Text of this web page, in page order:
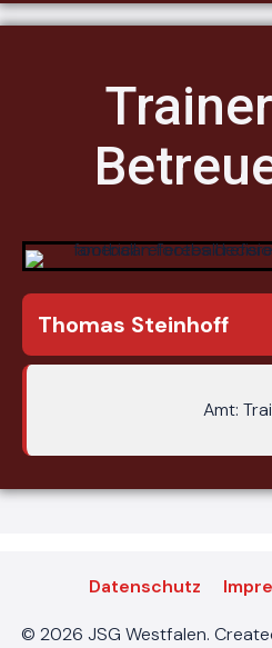
Thomas Steinhoff
Amt:
Datenschutz
© 2026 JSG Westfalen.